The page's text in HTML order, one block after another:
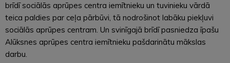
brīdī sociālās aprūpes centra iemītnieku un tuvinieku vārdā
teica paldies par ceļa pārbūvi, tā nodrošinot labāku piekļuvi
sociālās aprūpes centram. Un svinīgajā brīdī pasniedza īpašu
Alūksnes aprūpes centra iemītnieku pašdarinātu mākslas
darbu.